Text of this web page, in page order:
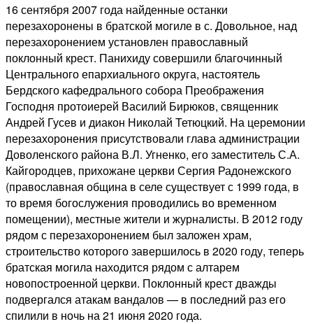
16 сентября 2007 года найденные останки
перезахоронены в братской могиле в с. Довольное, над
перезахоронением установлен православный
поклонный крест. Панихиду совершили благочинный
Центрального епархиального округа, настоятель
Бердского кафедрального собора Преображения
Господня протоиерей Василий Бирюков, священник
Андрей Гусев и диакон Николай Тетюцкий. На церемонии
перезахоронения присутствовали глава администрации
Доволенского района В.Л. Угненко, его заместитель С.А.
Кайгородцев, прихожане церкви Сергия Радонежского
(православная община в селе существует с 1999 года, в
то время богослужения проводились во временном
помещении), местные жители и журналисты. В 2012 году
рядом с перезахоронением был заложен храм,
строительство которого завершилось в 2020 году, теперь
братская могила находится рядом с алтарем
новопостроенной церкви. Поклонный крест дважды
подвергался атакам вандалов — в последний раз его
спилили в ночь на 21 июня 2020 года.